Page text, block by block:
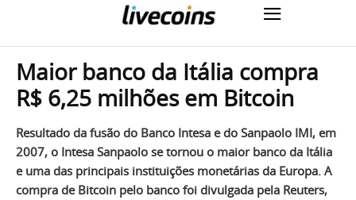
Maior banco da Itália compra
R$ 6,25 milhões em Bitcoin
Resultado da fusão do Banco Intesa e do Sanpaolo IMI, em
2007, o Intesa Sanpaolo se tornou o maior banco da Itália
e uma das principais instituições monetárias da Europa. A
compra de Bitcoin pelo banco foi divulgada pela Reuters,